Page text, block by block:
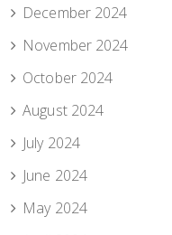
December 2024
November 2024
October 2024
August 2024
July 2024
June 2024
May 2024